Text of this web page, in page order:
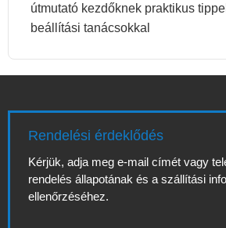
útmutató kezdőknek praktikus
beállítási tanácsokkal
Rendelési érdeklődés
Kérjük, adja meg e-mail címét vagy
rendelés állapotának és a szállítási
ellenőrzéséhez.